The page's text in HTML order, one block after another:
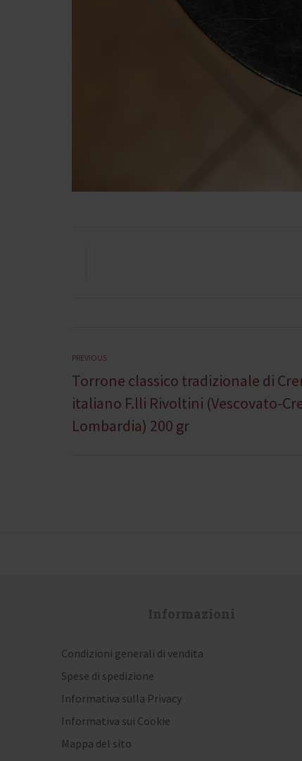
Navigazione
articoli
PREVIOUSPrevious
post:
Torrone classico tradizionale di
italiano F.lli Rivoltini (Vescovato-
Lombardia) 200 gr
Informazioni
Condizioni generali di vendita
Spese di spedizione
Informativa sulla Privacy
Informativa sui Cookie
Mappa del sito